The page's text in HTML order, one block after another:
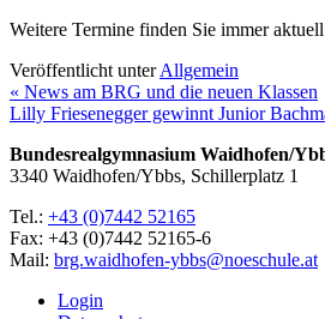
Weitere Termine finden Sie immer
Veröffentlicht unterAllgemein
« News am BRG und die neuen Klassen
Lilly Friesenegger gewinnt Junior
Bundesrealgymnasium Waidhofen/
3340 Waidhofen/Ybbs, Schillerplatz 1
Tel.: +43 (0)7442 52165
Fax: +43 (0)7442 52165-6
Mail: brg.waidhofen-ybbs@noeschule.at
Login